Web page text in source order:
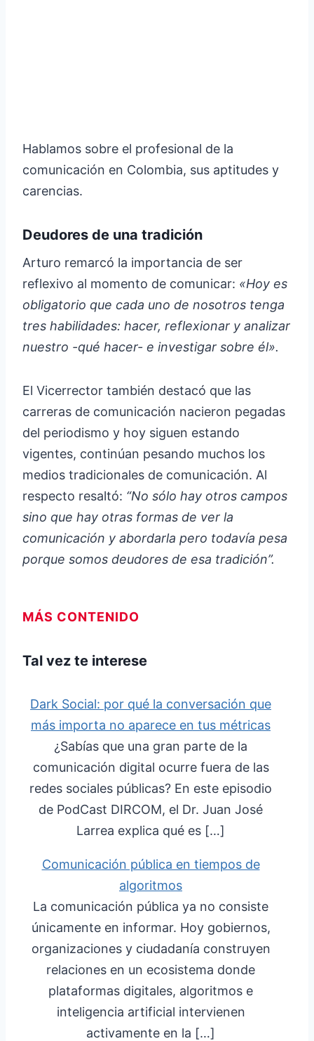
Hablamos sobre el profesional de la
comunicación en Colombia, sus aptitudes y
carencias.
Deudores de una tradición
Arturo remarcó la importancia de ser
reflexivo al momento de comunicar: «Hoy es
obligatorio que cada uno de nosotros tenga
tres habilidades: hacer, reflexionar y analizar
nuestro -qué hacer- e investigar sobre él».
El Vicerrector también destacó que las
carreras de comunicación nacieron pegadas
del periodismo y hoy siguen estando
vigentes, continúan pesando muchos los
medios tradicionales de comunicación. Al
respecto resaltó: “No sólo hay otros campos
sino que hay otras formas de ver la
comunicación y abordarla pero todavía pesa
porque somos deudores de esa tradición”.
MÁS CONTENIDO
Tal vez te interese
Dark Social: por qué la conversación que
más importa no aparece en tus métricas
¿Sabías que una gran parte de la
comunicación digital ocurre fuera de las
redes sociales públicas? En este episodio
de PodCast DIRCOM, el Dr. Juan José
Larrea explica qué es […]
Comunicación pública en tiempos de
algoritmos
La comunicación pública ya no consiste
únicamente en informar. Hoy gobiernos,
organizaciones y ciudadanía construyen
relaciones en un ecosistema donde
plataformas digitales, algoritmos e
inteligencia artificial intervienen
activamente en la […]